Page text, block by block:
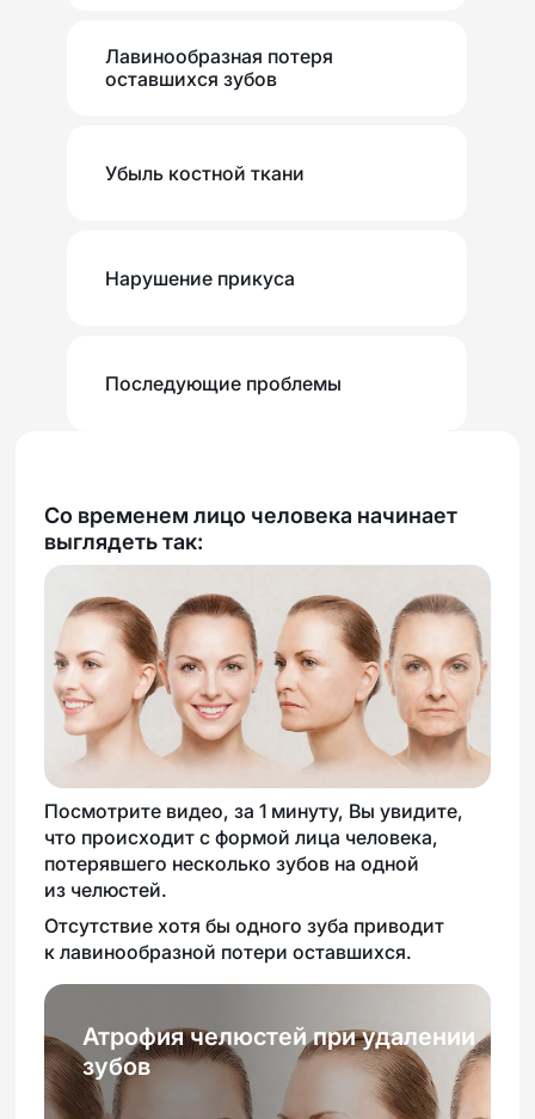
Лавинообразная потеря
оставшихся зубов
Убыль костной ткани
Нарушение прикуса
Последующие проблемы
Со временем лицо человека начинает
выглядеть так:
Посмотрите видео, за 1 минуту, Вы увидите,
что происходит с формой лица человека,
потерявшего несколько зубов на одной
из челюстей.
Отсутствие хотя бы одного зуба приводит
к лавинообразной потери оставшихся.
Атрофия челюстей при удалении
зубов